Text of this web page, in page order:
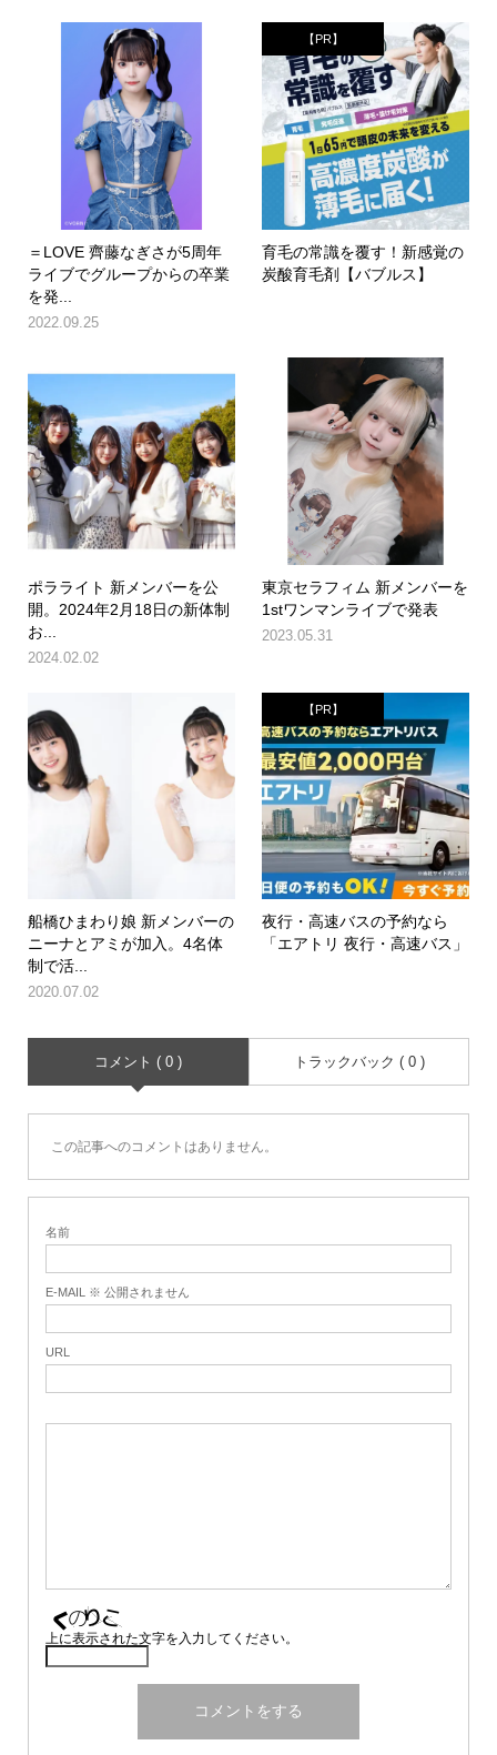
＝LOVE 齊藤なぎさが5周年
ライブでグループからの卒業
を発...
2022.09.25
【PR】
育毛の常識を覆す！新感覚の
炭酸育毛剤【バブルス】
ポラライト 新メンバーを公
開。2024年2月18日の新体制
お...
2024.02.02
東京セラフィム 新メンバーを
1stワンマンライブで発表
2023.05.31
船橋ひまわり娘 新メンバーの
ニーナとアミが加入。4名体
制で活...
2020.07.02
【PR】
夜行・高速バスの予約なら
「エアトリ 夜行・高速バス」
コメント ( 0 ) トラックバック ( 0 )
この記事へのコメントはありません。
名前
E-MAIL ※ 公開されません
URL
上に表示された文字を入力してください。